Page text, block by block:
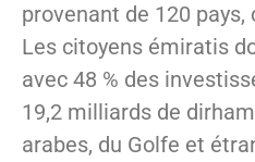
provenant de 120 pays,
Les citoyens émiratis
avec 48 % des
19,2 milliards de
arabes, du Golfe et